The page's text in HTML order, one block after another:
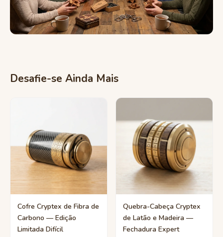
Desafie-se Ainda Mais
Cofre Cryptex de Fibra de
Carbono — Edição
Limitada Difícil
Quebra-Cabeça Cryptex
de Latão e Madeira —
Fechadura Expert